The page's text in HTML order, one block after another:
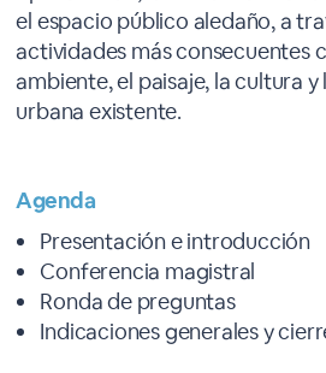
el espacio público aledaño, a
actividades más consecuentes
ambiente, el paisaje, la cultura
urbana existente.
Agenda
Presentación e introducción
Conferencia magistral
Ronda de preguntas
Indicaciones generales y